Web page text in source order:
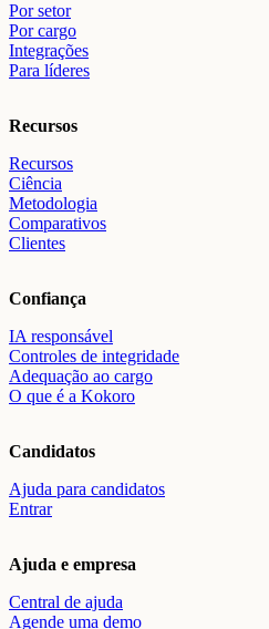
Por setor
Por cargo
Integrações
Para líderes
Recursos
Recursos
Ciência
Metodologia
Comparativos
Clientes
Confiança
IA responsável
Controles de integridade
Adequação ao cargo
O que é a Kokoro
Candidatos
Ajuda para candidatos
Entrar
Ajuda e empresa
Central de ajuda
Agende uma demo